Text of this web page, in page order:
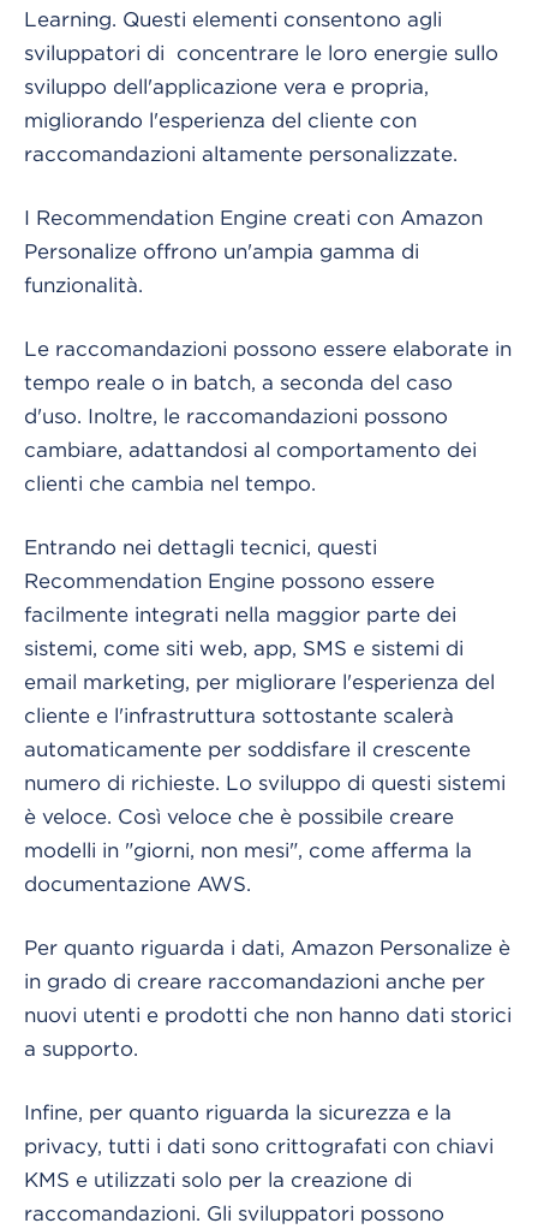
Learning. Questi elementi consentono agli
sviluppatori di concentrare le loro energie sullo
sviluppo dell'applicazione vera e propria,
migliorando l'esperienza del cliente con
raccomandazioni altamente personalizzate.
I Recommendation Engine creati con Amazon
Personalize offrono un'ampia gamma di
funzionalità.
Le raccomandazioni possono essere elaborate in
tempo reale o in batch, a seconda del caso
d'uso. Inoltre, le raccomandazioni possono
cambiare, adattandosi al comportamento dei
clienti che cambia nel tempo.
Entrando nei dettagli tecnici, questi
Recommendation Engine possono essere
facilmente integrati nella maggior parte dei
sistemi, come siti web, app, SMS e sistemi di
email marketing, per migliorare l'esperienza del
cliente e l'infrastruttura sottostante scalerà
automaticamente per soddisfare il crescente
numero di richieste. Lo sviluppo di questi sistemi
è veloce. Così veloce che è possibile creare
modelli in "giorni, non mesi", come afferma la
documentazione AWS.
Per quanto riguarda i dati, Amazon Personalize è
in grado di creare raccomandazioni anche per
nuovi utenti e prodotti che non hanno dati storici
a supporto.
Infine, per quanto riguarda la sicurezza e la
privacy, tutti i dati sono crittografati con chiavi
KMS e utilizzati solo per la creazione di
raccomandazioni. Gli sviluppatori possono